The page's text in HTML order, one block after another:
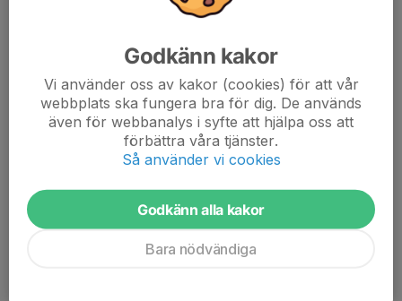
samtidigt som du lär dig hur du andas genom obehag
1. Sträcker ut bindväv
2.Ökar flexibiliteten
3. Ökar din cirkulation
4. Minskar stressnivåer
Godkänn kakor
Vi använder oss av kakor (cookies) för att vår
webbplats ska fungera bra för dig. De används
även för webbanalys i syfte att hjälpa oss att
förbättra våra tjänster.
Så använder vi cookies
Godkänn alla kakor
Bara nödvändiga